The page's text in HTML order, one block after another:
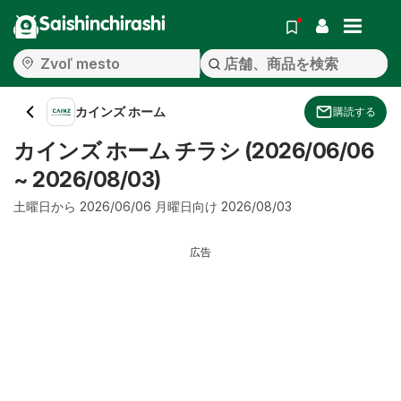
Saishinchirashi
カインズ ホーム 購読する
カインズ ホーム チラシ (2026/06/06
~ 2026/08/03)
土曜日から 2026/06/06 月曜日向け 2026/08/03
広告